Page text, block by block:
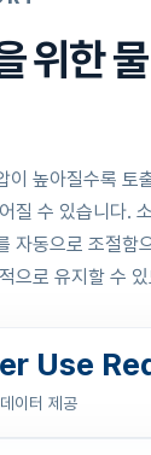
위한
이 높아질수록 토
질 수 있습니다.
자동으로 조절함
으로 유지할 수
Use
이터 제공